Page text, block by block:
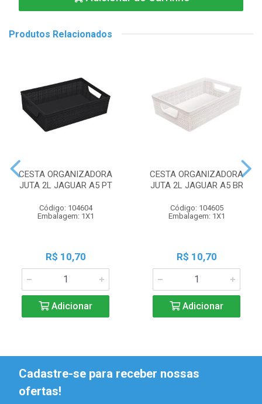
Produtos Relacionados
CESTA ORGANIZADORA
JUTA 2L JAGUAR A5 PT
Código: 104604
Embalagem: 1X1
R$ 10,70
Adicionar
CESTA ORGANIZADORA
JUTA 2L JAGUAR A5 BR
Código: 104605
Embalagem: 1X1
R$ 10,70
Adicionar
Cadastre-se para receber nossas
ofertas!